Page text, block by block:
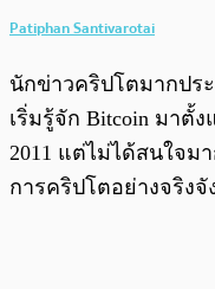
Patiphan Santivarotai
นักข่าวคริปโตมากปร
เริ่มรู้จัก Bitcoin มาตั้
2011 แต่ไม่ได้สนใจม
การคริปโตอย่างจริง